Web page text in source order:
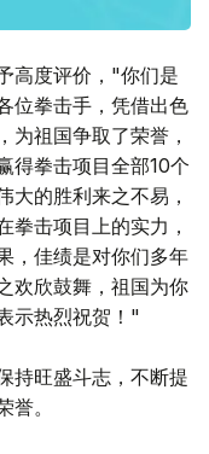
高度评价，"你们是
位拳击手，凭借出色
为祖国争取了荣誉，
得拳击项目全部10个
大的胜利来之不易，
拳击项目上的实力，
，佳绩是对你们多年
欢欣鼓舞，祖国为你
示热烈祝贺！"
持旺盛斗志，不断提
。